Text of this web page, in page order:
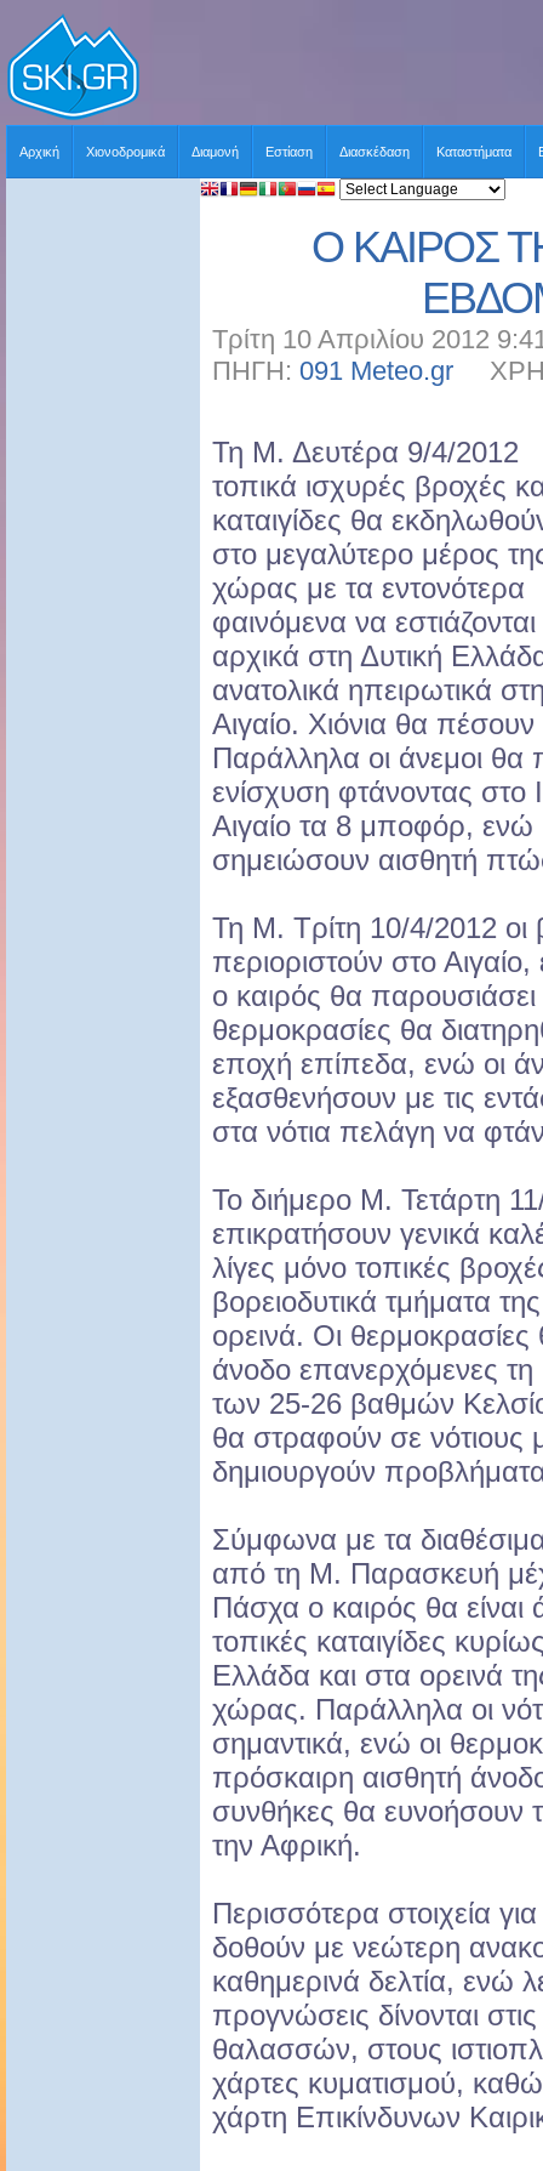
Αρχική Χιονοδρομικά Διαμονή Εστίαση Διασκέδαση Καταστήματα
Ο ΚΑΙΡΟΣ
Τρίτη 10 Απριλίου 2012
ΠΗΓΗ: 091 Meteo.gr
Τη Μ. Δευτέρα 9/4/2012
τοπικά ισχυρές βροχές
καταιγίδες θα
στο μεγαλύτερο μέρος
χώρας με τα εντονότερα
φαινόμενα να εστιάζονται
αρχικά στη Δυτική
ανατολικά ηπειρωτικά
Αιγαίο. Χιόνια θα
Παράλληλα οι άνεμοι θα
ενίσχυση φτάνοντας στο
Αιγαίο τα 8 μποφόρ, ενώ
σημειώσουν αισθητή
Τη Μ. Τρίτη 10/4/2012 οι
περιοριστούν στο
ο καιρός θα
θερμοκρασίες θα
εποχή επίπεδα, ενώ οι
εξασθενήσουν με τις
στα νότια πελάγη να
Το διήμερο Μ. Τετάρτη
επικρατήσουν γενικά
λίγες μόνο τοπικές
βορειοδυτικά τμήματα
ορεινά. Οι
άνοδο επανερχόμενες
των 25-26 βαθμών
θα στραφούν σε νότιους
δημιουργούν
Σύμφωνα με τα
από τη Μ. Παρασκευή
Πάσχα ο καιρός θα είναι
τοπικές καταιγίδες
Ελλάδα και στα ορεινά
χώρας. Παράλληλα οι
σημαντικά, ενώ οι
πρόσκαιρη αισθητή
συνθήκες θα ευνοήσουν
την Αφρική.
Περισσότερα στοιχεία
δοθούν με νεώτερη
καθημερινά δελτία, ενώ
προγνώσεις δίνονται
θαλασσών, στους
χάρτες κυματισμού,
χάρτη Επικίνδυνων